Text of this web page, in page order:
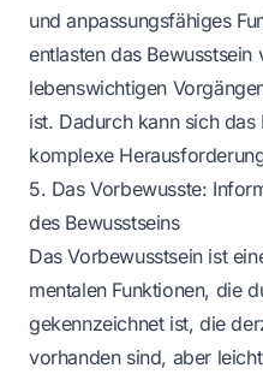
und anpassungsfähiges
entlasten das
lebenswichtigen
ist. Dadurch kann sich
komplexe
5. Das Vorbewusste:
des Bewusstseins
Das Vorbewusstsein ist
mentalen Funktionen, die
gekennzeichnet ist, die
vorhanden sind, aber